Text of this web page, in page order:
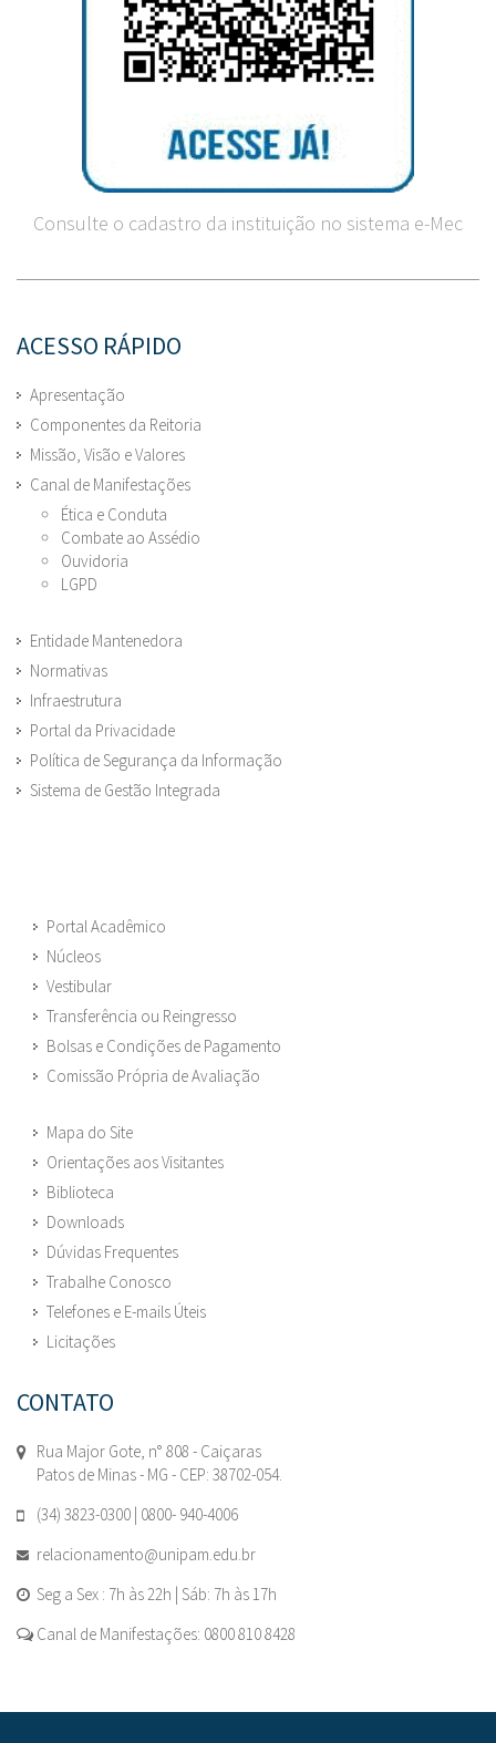
Consulte o cadastro da instituição no sistema e-Mec
ACESSO RÁPIDO
Apresentação
Componentes da Reitoria
Missão, Visão e Valores
Canal de Manifestações
Ética e Conduta
Combate ao Assédio
Ouvidoria
LGPD
Entidade Mantenedora
Normativas
Infraestrutura
Portal da Privacidade
Política de Segurança da Informação
Sistema de Gestão Integrada
Portal Acadêmico
Núcleos
Vestibular
Transferência ou Reingresso
Bolsas e Condições de Pagamento
Comissão Própria de Avaliação
Mapa do Site
Orientações aos Visitantes
Biblioteca
Downloads
Dúvidas Frequentes
Trabalhe Conosco
Telefones e E-mails Úteis
Licitações
CONTATO
Rua Major Gote, n° 808 - Caiçaras
Patos de Minas - MG - CEP: 38702-054.
(34) 3823-0300 | 0800- 940-4006
relacionamento@unipam.edu.br
Seg a Sex : 7h às 22h | Sáb: 7h às 17h
Canal de Manifestações: 0800 810 8428